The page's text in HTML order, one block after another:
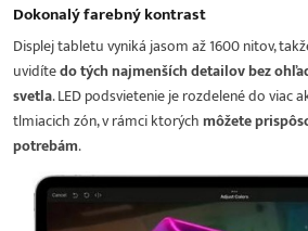
Dokonalý farebný kontrast
Displej tabletu vyniká jasom až 1600 nitov,
uvidítedo tých najmenších detailov bez
svetla. LED podsvietenie je rozdelené do viac
tlmiacich zón, v rámci ktorýchmôžete
potrebám.